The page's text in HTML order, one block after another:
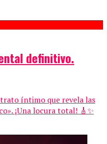
definitivo.
íntimo que revela las
¡Una locura total! 🎸✨